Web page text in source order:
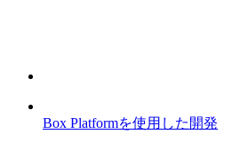
Box Platformを使用した開発